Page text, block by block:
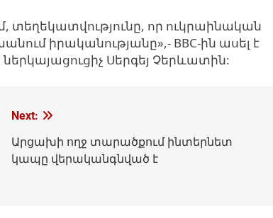
տեղեկատվությունը, որ ուկրաինական
իրականությանը»,- BBC-ին ասել է
Սերգեյ Չերևատին:
Next:
Արցախի ողջ տարածքում ինտերնետ
կապը վերականգնված է